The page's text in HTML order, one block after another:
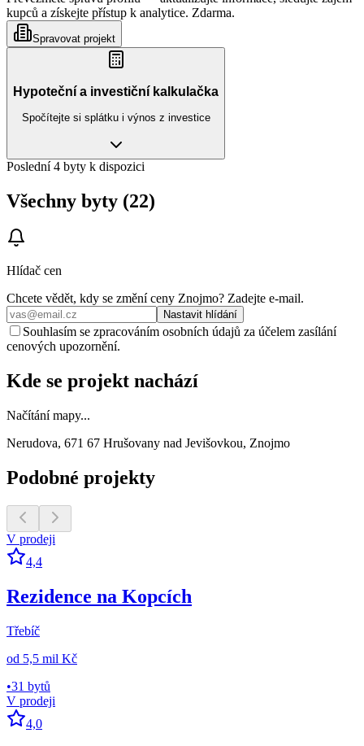
kupců a získejte přístup k analytice. Zdarma.
Spravovat projekt
Hypoteční a investiční kalkulačka
Spočítejte si splátku i výnos z investice
Poslední 4 byty k dispozici
Všechny byty (22)
Hlídač cen
Chcete vědět, kdy se změní ceny Znojmo? Zadejte e‑mail.
Nastavit hlídání
Souhlasím se zpracováním osobních údajů za účelem zasílání
cenových upozornění.
Kde se projekt nachází
Načítání mapy...
Nerudova, 671 67 Hrušovany nad Jevišovkou, Znojmo
Podobné projekty
V prodeji
4,4
Rezidence na Kopcích
Třebíč
od 5,5 mil Kč
•31 bytů
V prodeji
4,0